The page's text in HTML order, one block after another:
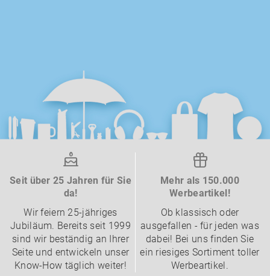
Seit über 25 Jahren für Sie
da!
Wir feiern 25-jähriges
Jubiläum. Bereits seit 1999
sind wir beständig an Ihrer
Seite und entwickeln unser
Know-How täglich weiter!
Mehr als 150.000
Werbeartikel!
Ob klassisch oder
ausgefallen - für jeden was
dabei! Bei uns finden Sie
ein riesiges Sortiment toller
Werbeartikel.